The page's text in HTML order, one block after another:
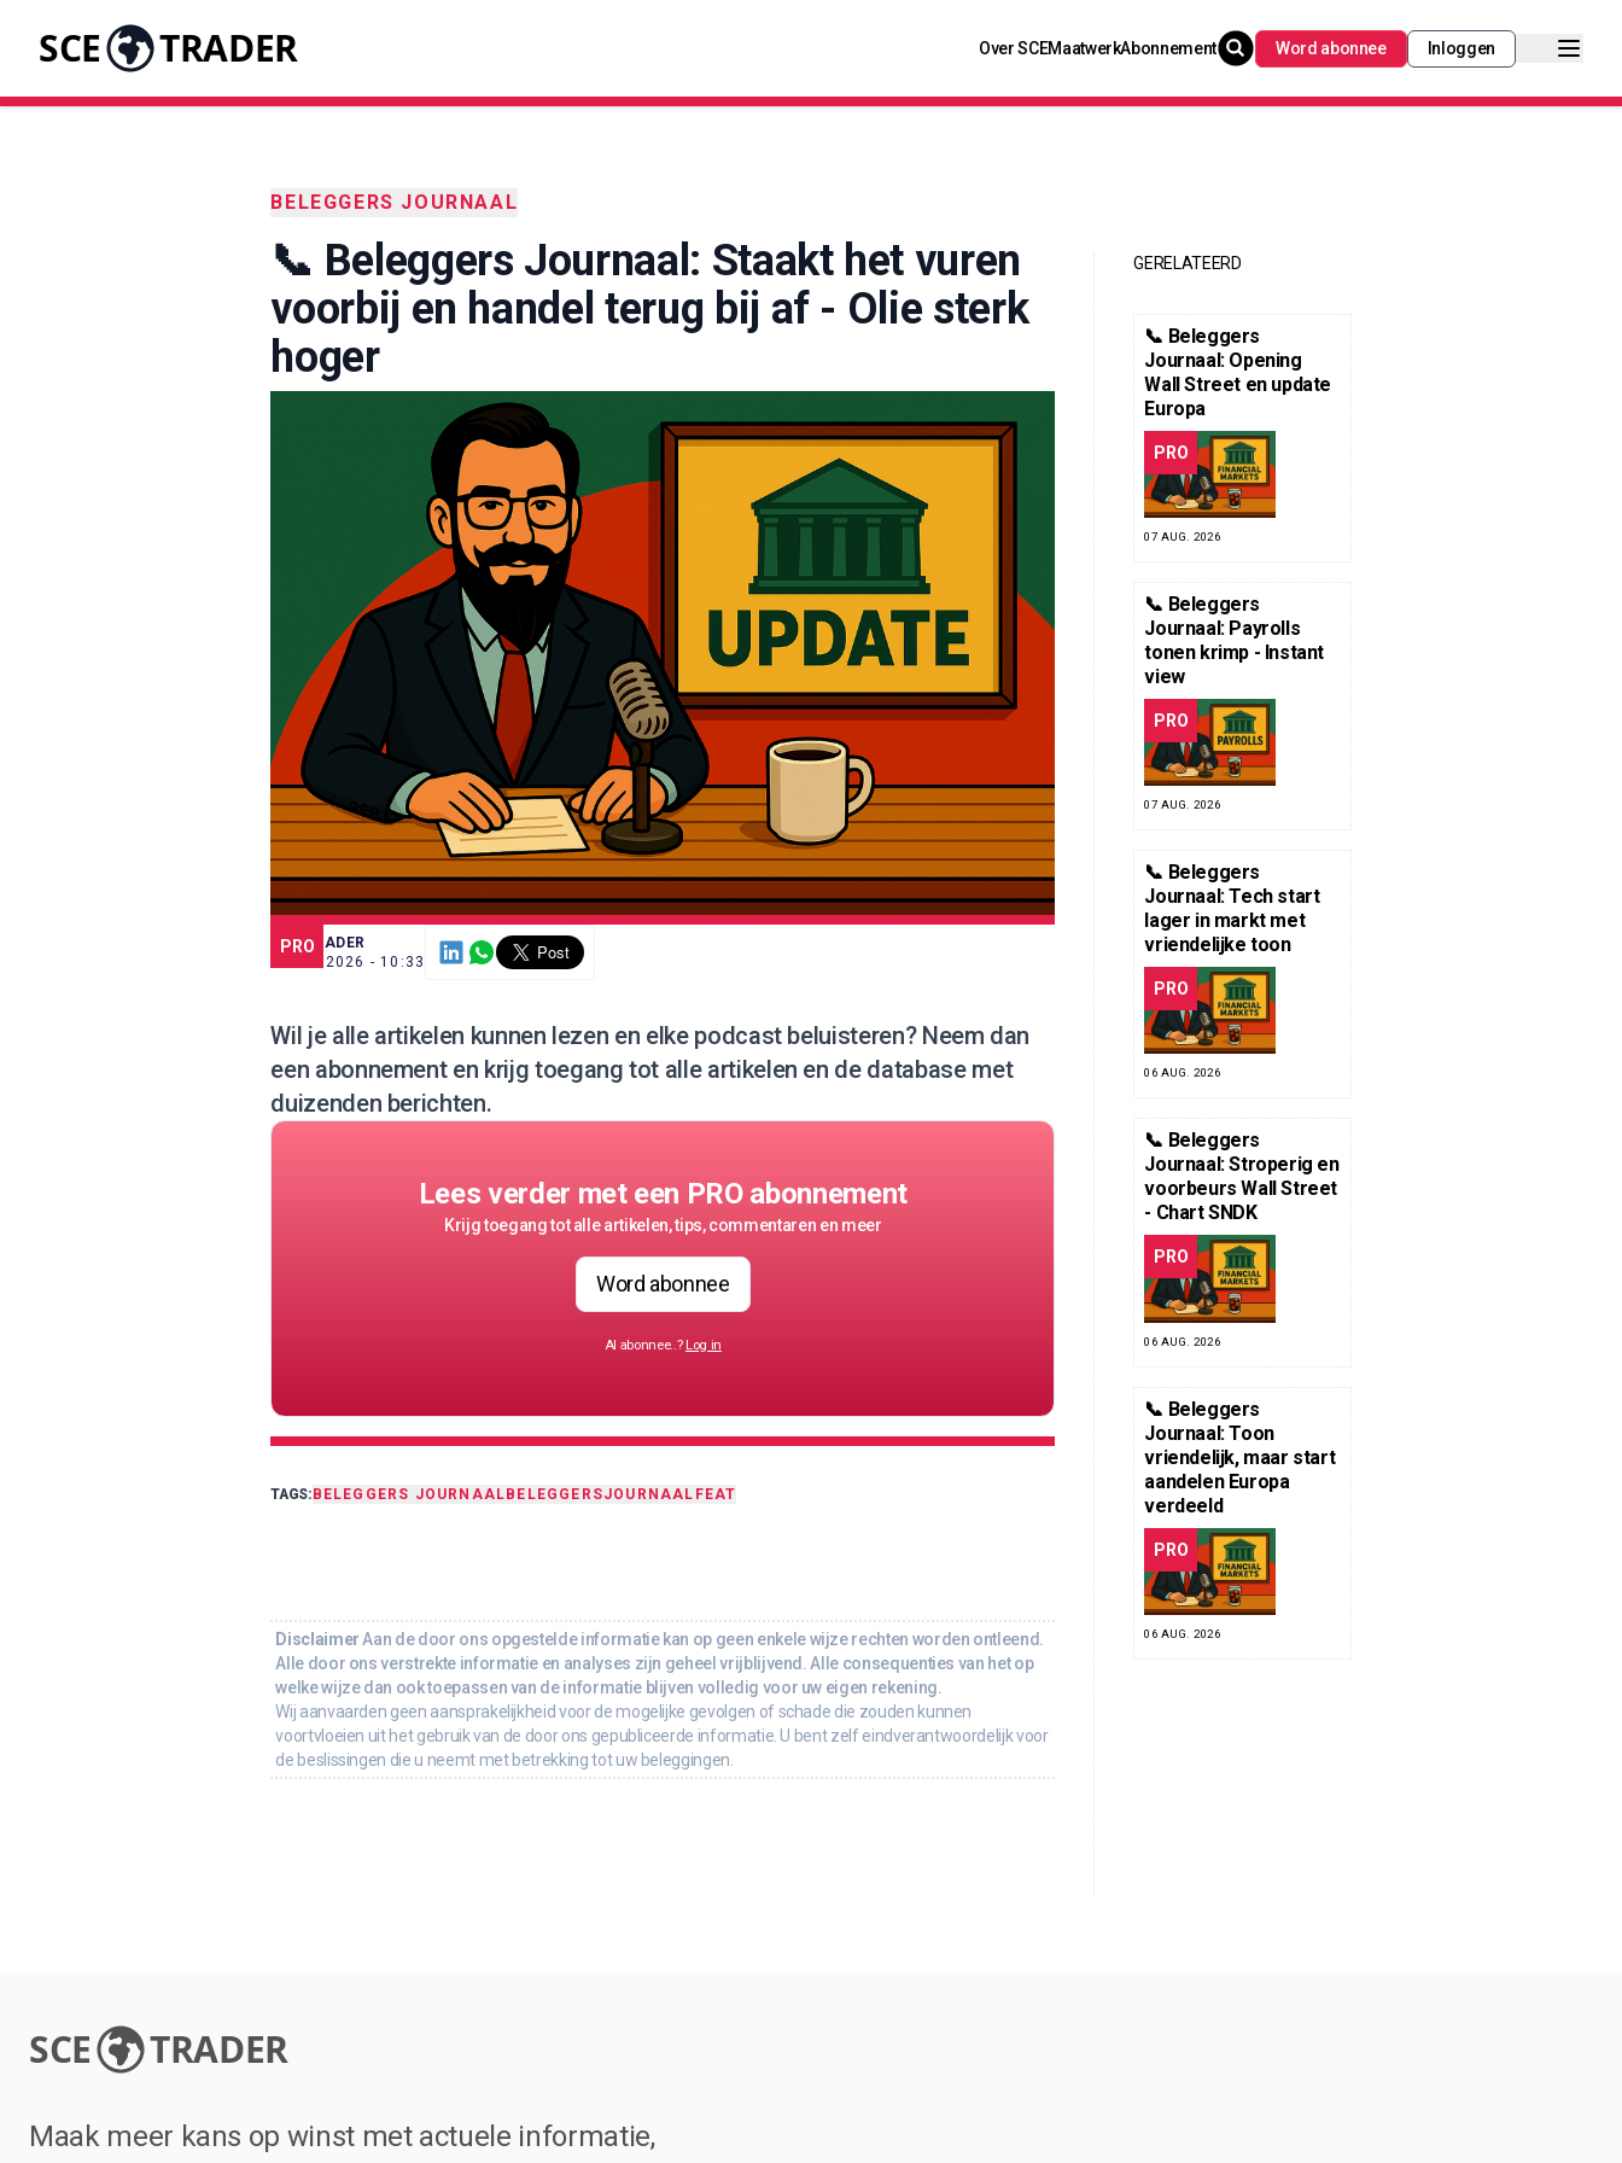
SCE TRADER Over SCEMaatwerkAbonnement Word abonnee Inloggen
BELEGGERS JOURNAAL
📞 Beleggers Journaal: Staakt het vuren
voorbij en handel terug bij af - Olie sterk
hoger
PRO
SCE TRADER
8 JUL. 2026 - 10:33
Wil je alle artikelen kunnen lezen en elke podcast beluisteren? Neem dan
een abonnementen krijg toegang tot alle artikelen en de database met
duizenden berichten.
Lees verder met een PRO abonnement
Krijg toegang tot alle artikelen, tips, commentaren en meer
Word abonnee
Al abonnee..? Log in
TAGS:BELEGGERS JOURNAALBELEGGERSJOURNAAL FEAT
Disclaimer Aan de door ons opgestelde informatie kan op geen enkele wijze rechten worden ontleend.
Alle door ons verstrekte informatie en analyses zijn geheel vrijblijvend. Alle consequenties van het op
welke wijze dan ook toepassen van de informatie blijven volledig voor uw eigen rekening.
Wij aanvaarden geen aansprakelijkheid voor de mogelijke gevolgen of schade die zouden kunnen
voortvloeien uit het gebruik van de door ons gepubliceerde informatie. U bent zelf eindverantwoordelijk voor
de beslissingen die u neemt met betrekking tot uw beleggingen.
GERELATEERD
📞 Beleggers
Journaal: Opening
Wall Street en update
Europa
PRO
07 AUG. 2026
📞 Beleggers
Journaal: Payrolls
tonen krimp - Instant
view
PRO
07 AUG. 2026
📞 Beleggers
Journaal: Tech start
lager in markt met
vriendelijke toon
PRO
06 AUG. 2026
📞 Beleggers
Journaal: Stroperig en
voorbeurs Wall Street
- Chart SNDK
PRO
06 AUG. 2026
📞 Beleggers
Journaal: Toon
vriendelijk, maar start
aandelen Europa
verdeeld
PRO
06 AUG. 2026
SCE TRADER
Maak meer kans op winst met actuele informatie,